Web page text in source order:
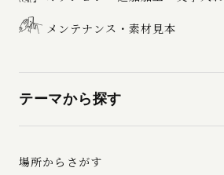
メンテナンス・素材見本
テーマから探す
場所からさがす